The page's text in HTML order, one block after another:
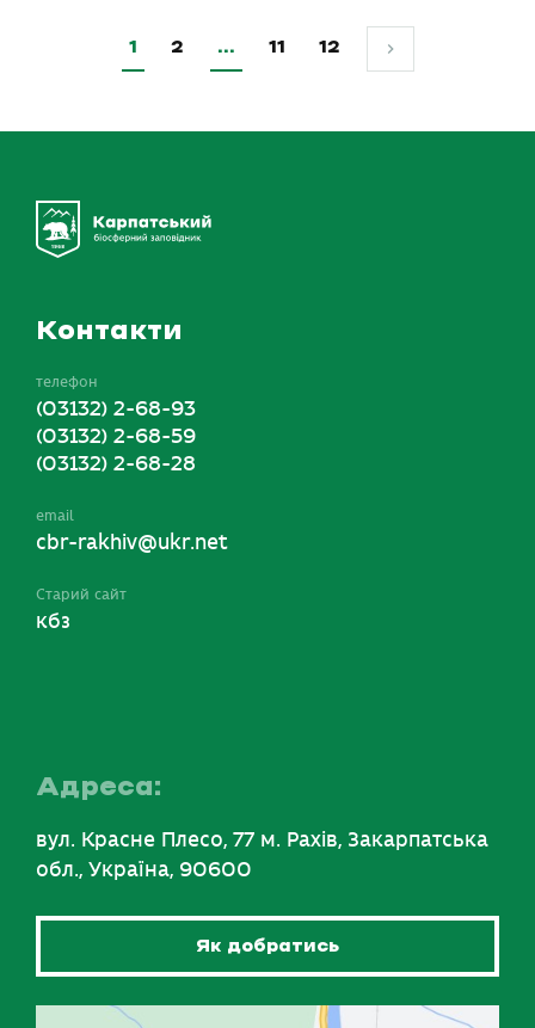
1 2 … 11 12
Контакти
телефон
(03132) 2-68-93
(03132) 2-68-59
(03132) 2-68-28
email
cbr-rakhiv@ukr.net
Старий сайт
кбз
Адреса:
вул. Красне Плесо, 77 м. Рахів, Закарпатська
обл., Україна, 90600
Як добратись